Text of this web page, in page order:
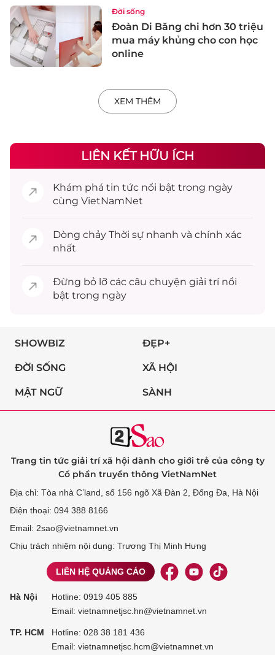
Đời sống
Đoàn Di Băng chi hơn 30 triệu
mua máy khủng cho con học
online
XEM THÊM
LIÊN KẾT HỮU ÍCH
Khám phá tin tức nổi bật trong ngày
cùng VietNamNet
Dòng chảy Thời sự nhanh và chính xác
nhất
Đừng bỏ lỡ các câu chuyện giải trínổi
bật trong ngày
SHOWBIZ ĐẸP+
ĐỜI SỐNG XÃ HỘI
MẬT NGỮ SÀNH
Trang tin tức giải trí xã hội dành cho giới trẻ của công ty
Cổ phần truyền thông VietNamNet
Địa chỉ: Tòa nhà C’land, số 156 ngõ Xã Đàn 2, Đống Đa, Hà Nội
Điện thoại: 094 388 8166
Email: 2sao@vietnamnet.vn
Chịu trách nhiệm nội dung: Trương Thị Minh Hưng
LIÊN HỆ QUẢNG CÁO
Hà Nội Hotline: 0919 405 885
Email: vietnamnetjsc.hn@vietnamnet.vn
TP. HCM Hotline: 028 38 181 436
Email: vietnamnetjsc.hcm@vietnamnet.vn